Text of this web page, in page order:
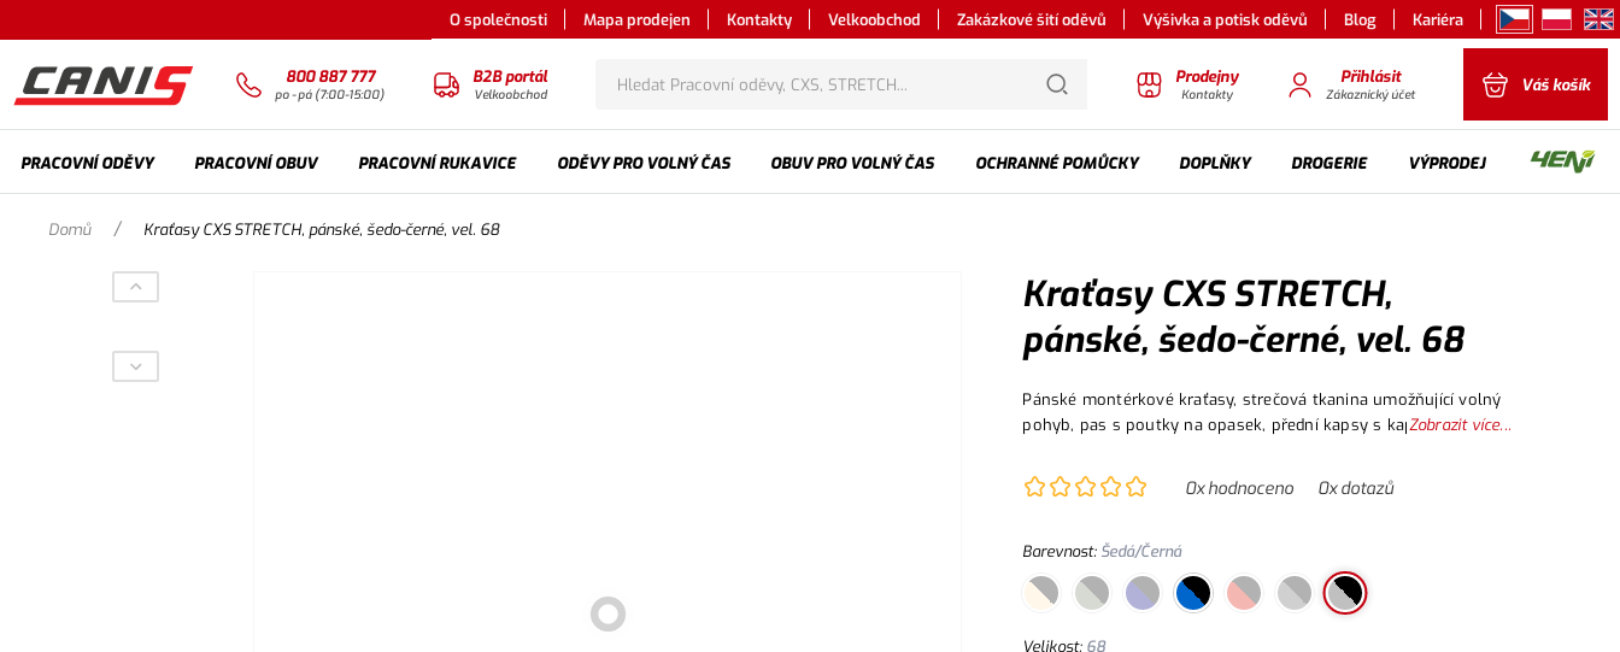
O společnosti Mapa prodejen Kontakty Velkoobchod Zakázkové šití oděvů Výšivka a potisk oděvů Blog Kariéra
800 887 777
po - pá (7:00-15:00)
B2B portál
Velkoobchod
Prodejny
Kontakty
Přihlásit
Zákaznický účet Váš košík
PRACOVNÍ ODĚVY PRACOVNÍ OBUV PRACOVNÍ RUKAVICE ODĚVY PRO VOLNÝ ČAS OBUV PRO VOLNÝ ČAS OCHRANNÉ POMŮCKY DOPLŇKY DROGERIE VÝPRODEJ
Domů / Kraťasy CXS STRETCH, pánské, šedo-černé, vel. 68
Kraťasy CXS STRETCH,
pánské, šedo-černé, vel. 68
Pánské montérkové kraťasy, strečová tkanina umožňující volný
pohyb, pas s poutky na opasek, přední kapsy s kapsou na zip,
klopou, reflexní doplňky. Doporučené použití: letní pracovní
oděv
Zobrazit více...
0x hodnoceno 0x dotazů
Barevnost: Šedá/Černá
Velikost: 68